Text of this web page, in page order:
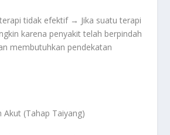
tidak efektif→ Jika suatu terapi
karena penyakit telah berpindah
membutuhkan pendekatan
Akut (Tahap Taiyang)